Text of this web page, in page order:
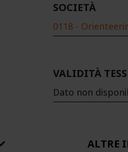
SOCIETÀ
0118 -
VALIDITÀ
Dato non
ALTRE